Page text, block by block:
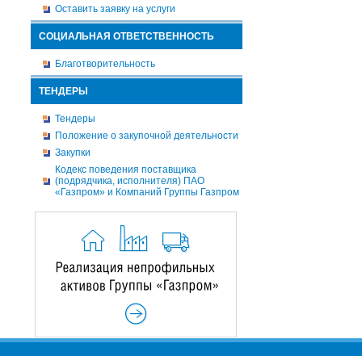
Оставить заявку на услуги
СОЦИАЛЬНАЯ ОТВЕТСТВЕННОСТЬ
Благотворительность
ТЕНДЕРЫ
Тендеры
Положение о закупочной деятельности
Закупки
Кодекс поведения поставщика
(подрядчика, исполнителя) ПАО
«Газпром» и Компаний Группы Газпром